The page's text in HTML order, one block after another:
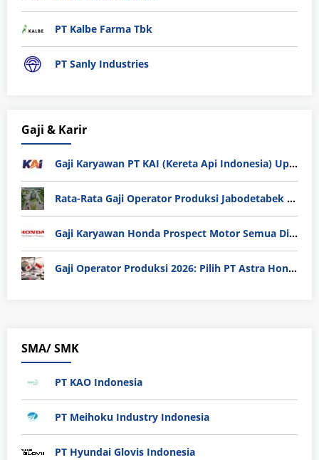
PT Kalbe Farma Tbk
PT Sanly Industries
Gaji & Karir
Gaji Karyawan PT KAI (Kereta Api Indonesia) Update 2025
Rata-Rata Gaji Operator Produksi Jabodetabek 2025: Bedah Tuntas UMK, Lemburan, dan Realita Hidup Buruh
Gaji Karyawan Honda Prospect Motor Semua Divisi
Gaji Operator Produksi 2026: Pilih PT Astra Honda Motor (AHM) atau Manufaktur di Jepang?
SMA/ SMK
PT KAO Indonesia
PT Meihoku Industry Indonesia
PT Hyundai Glovis Indonesia